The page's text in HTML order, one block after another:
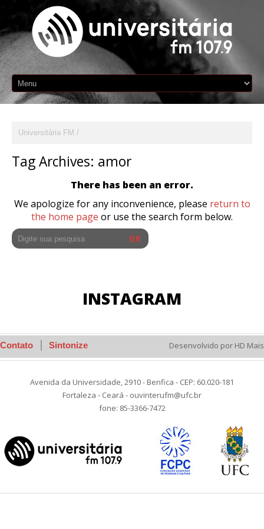
Universitária FM
Tag Archives: amor
There has been an error.
We apologize for any inconvenience, please return to
the home page or use the search form below.
INSTAGRAM
Contato Sintonize Desenvolvido por HD Mais
Avenida da Universidade, 2910 - Benfica - CEP: 60.020-181
Fortaleza - Ceará - ouvinterufm@ufc.br
fone: 85-3366-7472